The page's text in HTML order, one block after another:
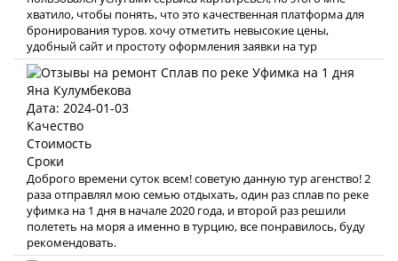
хватило, чтобы понять, что это качественная платформа для
бронирования туров. хочу отметить невысокие цены,
удобный сайт и простоту оформления заявки на тур
Яна Кулумбекова
Дата: 2024-01-03
Качество
Стоимость
Сроки
Доброго времени суток всем! советую данную тур агенство! 2
раза отправлял мою семью отдыхать, один раз сплав по реке
уфимка на 1 дня в начале 2020 года, и второй раз решили
полететь на моря а именно в турцию, все понравилось, буду
рекомендовать.